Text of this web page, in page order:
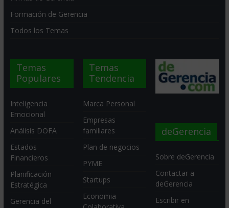
Formación de Gerencia
Todos los Temas
Temas
Populares
Inteligencia
Emocional
Análisis DOFA
Estados
Financieros
Planificación
Estratégica
Gerencia del
Temas
Tendencia
Marca Personal
Empresas
familiares
Plan de negocios
PYME
Startups
Economia
deGerencia
Sobre deGerencia
Contactar a
deGerencia
Escribir en